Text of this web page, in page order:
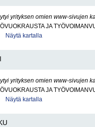
yrityksen omien www-sivujen
JA
Näytä kartalla
yrityksen omien www-sivujen
JA
Näytä kartalla